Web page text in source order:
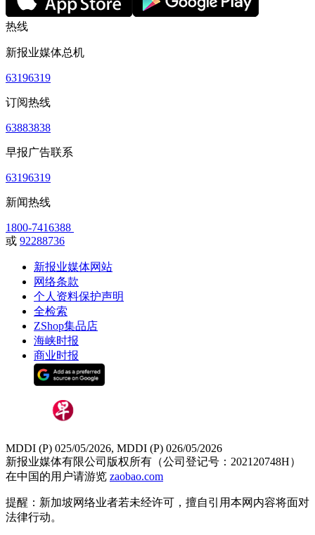
热线
新报业媒体总机
63196319
订阅热线
63883838
早报广告联系
63196319
新闻热线
1800-7416388
或 92288736
新报业媒体网站
网络条款
个人资料保护声明
全检索
ZShop集品店
海峡时报
商业时报
MDDI (P) 025/05/2026, MDDI (P) 026/05/2026
新报业媒体有限公司版权所有（公司登记号：202120748H）
在中国的用户请游览 zaobao.com
提醒：新加坡网络业者若未经许可，擅自引用本网内容将面对
法律行动。